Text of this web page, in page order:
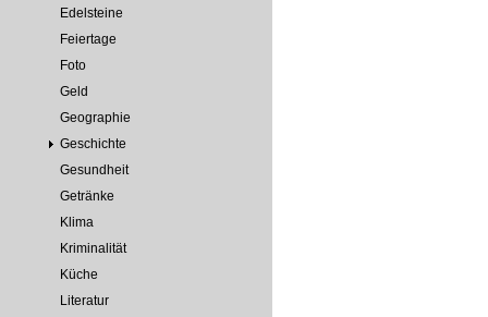
Edelsteine
Feiertage
Foto
Geld
Geographie
Geschichte
Gesundheit
Getränke
Klima
Kriminalität
Küche
Literatur